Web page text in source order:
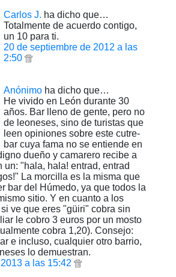
Carlos J. ha dicho que…
Totalmente de acuerdo contigo,
un 10 para ti.
20 de septiembre de 2012 a las
2:50
Anónimo ha dicho que…
He vivido en León durante 30
años. Bar lleno de gente, pero no
de leoneses, sino de turistas que
leen opiniones sobre este cutre-
bar cuya fama no se entiende en
dueño y camarero recibe a
un: "hala, hala! entrad, entrad
La morcilla es la misma que
bar del Húmedo, ya que todos la
sitio. Y en cuanto a los
ve que eres "güiri" cobra sin
le cobro 3 euros por un mosto
cobra 1,20). Consejo:
e incluso, cualquier otro barrio,
lo demuestran.
a las 15:42